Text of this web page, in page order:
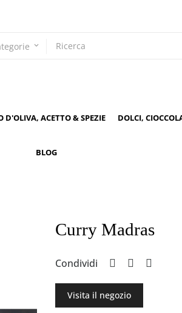
keyboard_arrow_down
D'OLIVA, ACETTO & SPEZIE DOLCI,
BLOG
Curry Madras
Condividi
Visita il negozio